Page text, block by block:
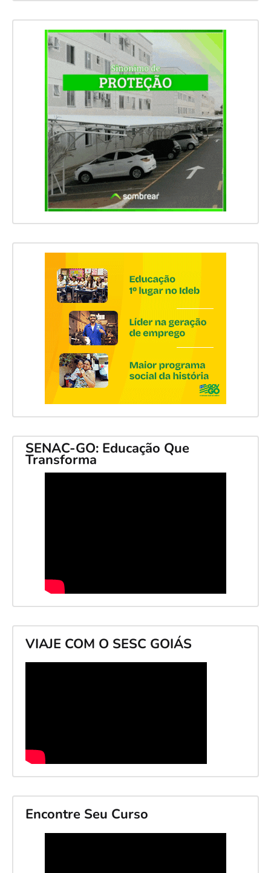
SENAC-GO: Educação Que
Transforma
VIAJE COM O SESC GOIÁS
Encontre Seu Curso